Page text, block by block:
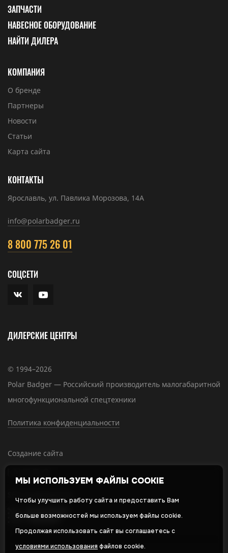
ЗАПЧАСТИ
НАВЕСНОЕ ОБОРУДОВАНИЕ
НАЙТИ ДИЛЕРА
КОМПАНИЯ
О бренде
Партнеры
Новости
Статьи
Карта сайта
КОНТАКТЫ
Ярославль, ул. Павлика Морозова, 14А
info@polarbadger.ru
8 800 775 26 01
СОЦСЕТИ
ДИЛЕРСКИЕ ЦЕНТРЫ
© 1994–2026
Polar Badger — Российский производитель малогабаритной
многофункциональной спецтехники
Политика конфиденциальности
Создание сайта
МЫ ИСПОЛЬЗУЕМ ФАЙЛЫ COOKIE
Чтобы улучшить работу сайта и предоставить Вам
больше возможностей мы используем файлы cookie.
Продолжая использовать сайт вы соглашаетесь с
условиями использования файлов cookie.